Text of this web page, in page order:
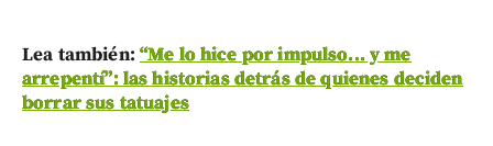
Lea también: “Me lo hice por impulso... y me
arrepentí”: las historias detrás de quienes deciden
borrar sus tatuajes